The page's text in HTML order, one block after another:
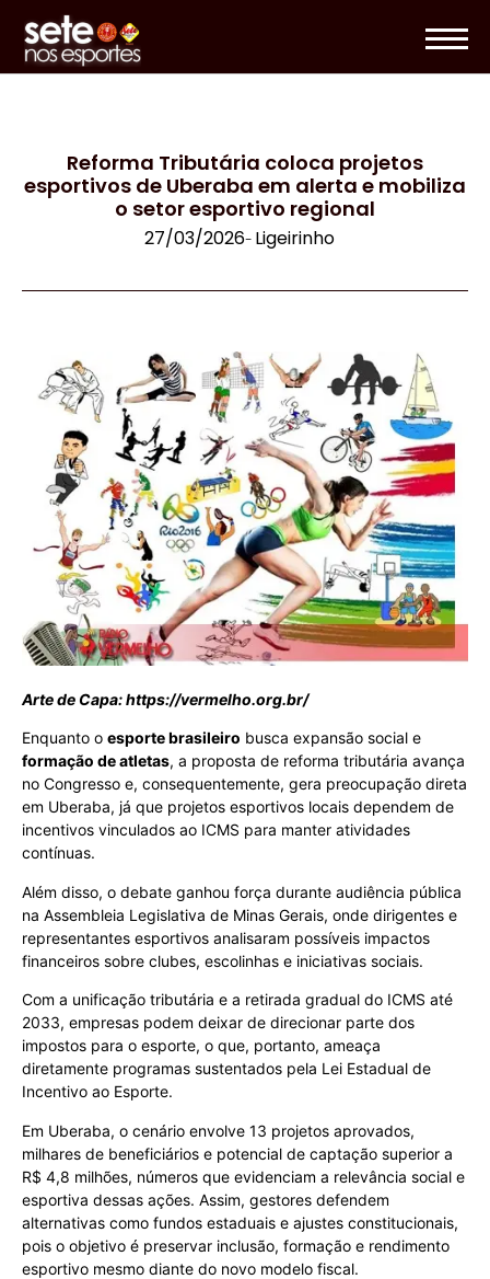
Reforma Tributária coloca projetos
esportivos de Uberaba em alerta e mobiliza
o setor esportivo regional
27/03/2026- Ligeirinho
Arte de Capa: https://vermelho.org.br/
Enquanto o esporte brasileiro busca expansão social e
formação de atletas, a proposta de reforma tributária avança
no Congresso e, consequentemente, gera preocupação direta
em Uberaba, já que projetos esportivos locais dependem de
incentivos vinculados ao ICMS para manter atividades
contínuas.
Além disso, o debate ganhou força durante audiência pública
na Assembleia Legislativa de Minas Gerais, onde dirigentes e
representantes esportivos analisaram possíveis impactos
financeiros sobre clubes, escolinhas e iniciativas sociais.
Com a unificação tributária e a retirada gradual do ICMS até
2033, empresas podem deixar de direcionar parte dos
impostos para o esporte, o que, portanto, ameaça
diretamente programas sustentados pela Lei Estadual de
Incentivo ao Esporte.
Em Uberaba, o cenário envolve 13 projetos aprovados,
milhares de beneficiários e potencial de captação superior a
R$ 4,8 milhões, números que evidenciam a relevância social e
esportiva dessas ações. Assim, gestores defendem
alternativas como fundos estaduais e ajustes constitucionais,
pois o objetivo é preservar inclusão, formação e rendimento
esportivo mesmo diante do novo modelo fiscal.